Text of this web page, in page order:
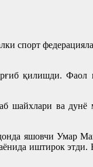
спорт
қилишди.
ва дунё
яшовчи Умар
иштирок